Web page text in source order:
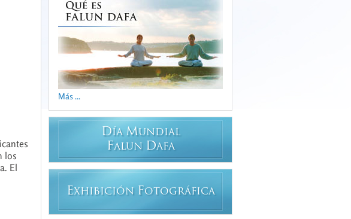
los
El
Más ...
DÍA MUNDIAL
FALUN DAFA
EXHIBICIÓN FOTOGRÁFICA